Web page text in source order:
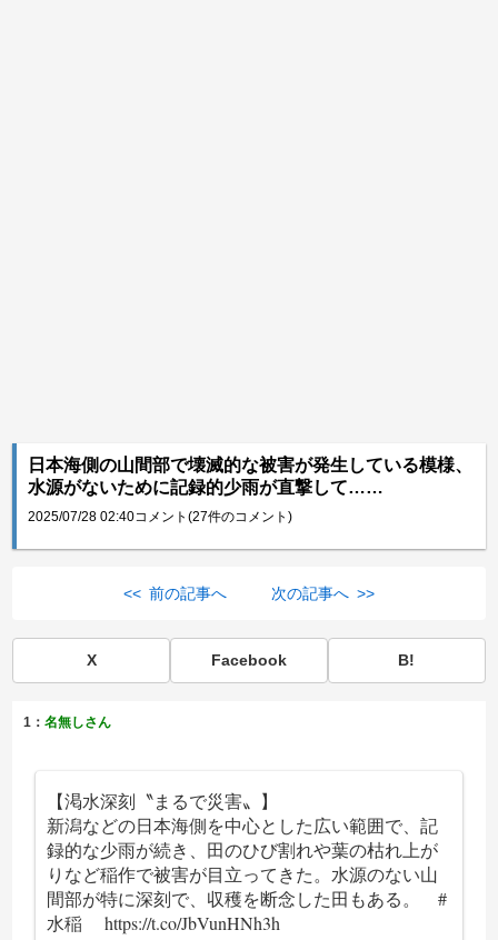
日本海側の山間部で壊滅的な被害が発生している模様、
水源がないために記録的少雨が直撃して……
2025/07/28 02:40コメント(27件のコメント)
<< 前の記事へ 次の記事へ >>
X Facebook B!
1：名無しさん
【渇水深刻〝まるで災害〟】
新潟などの日本海側を中心とした広い範囲で、記
録的な少雨が続き、田のひび割れや葉の枯れ上が
りなど稲作で被害が目立ってきた。水源のない山
間部が特に深刻で、収穫を断念した田もある。#
水稲
https://t.co/JbVunHNh3h